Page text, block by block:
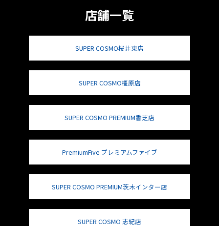
店舗一覧
SUPER COSMO桜井東店
SUPER COSMO橿原店
SUPER COSMO PREMIUM香芝店
PremiumFive プレミアムファイブ
SUPER COSMO PREMIUM茨木インター店
SUPER COSMO 志紀店